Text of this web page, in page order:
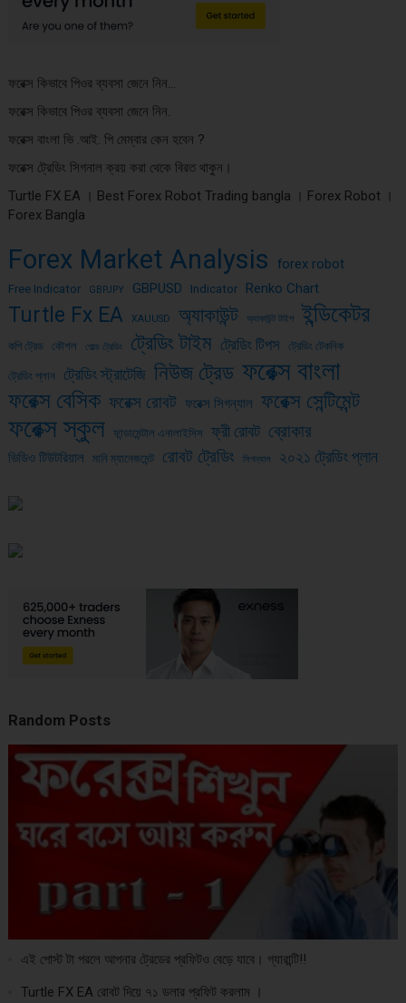
ফরেক্স কিভাবে পিওর ব্যবসা জেনে নিন…
ফরেক্স কিভাবে পিওর ব্যবসা জেনে নিন.
ফরেক্স বাংলা ভি .আই. পি মেম্বার কেন হবেন ?
ফরেক্স ট্রেডিং সিগনাল ক্রয় করা থেকে বিরত থাকুন।
Turtle FX EA । Best Forex Robot Trading bangla । Forex Robot ।
Forex Bangla
Forex Market Analysis forex robot
Free Indicator GBPJPY GBPUSD Indicator Renko Chart
Turtle Fx EA XAUUSD অ্যাকাউন্ট অ্যাকাউন্ট টাইপ ইন্ডিকেটর
কপি ট্রেড কৌশল গোল্ড ট্রেডিং ট্রেডিং টাইম ট্রেডিং টিপস ট্রেডিং টেকনিক
ট্রেডিং প্লান ট্রেডিং স্ট্রাটেজি নিউজ ট্রেড ফরেক্স বাংলা
ফরেক্স বেসিক ফরেক্স রোবট ফরেক্স সিগন্যাল ফরেক্স সেন্টিমেন্ট
ফরেক্স স্কুল ফান্ডামেন্টাল এনালাইসিস ফ্রী রোবট ব্রোকার
ভিডিও টিউটরিয়াল মানি ম্যানেজমেন্ট রোবট ট্রেডিং সিগন্যাল ২০২১ ট্রেডিং প্লান
Random Posts
এই পোস্ট টা পরলে আপনার ট্রেডের প্রফিটও বেড়ে যাবে। গ্যারান্টি!!
Turtle FX EA রোবট দিয়ে ৭১ ডলার প্রফিট করলাম ।